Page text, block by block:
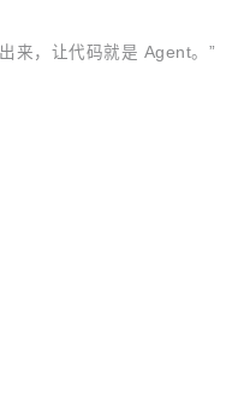
来，让代码就是 Agent。”